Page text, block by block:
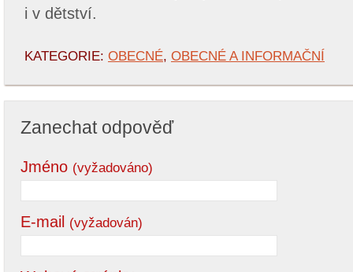
i v dětství.
KATEGORIE: OBECNÉ, OBECNÉ A INFORMAČNÍ
Zanechat odpověď
Jméno (vyžadováno)
E-mail (vyžadován)